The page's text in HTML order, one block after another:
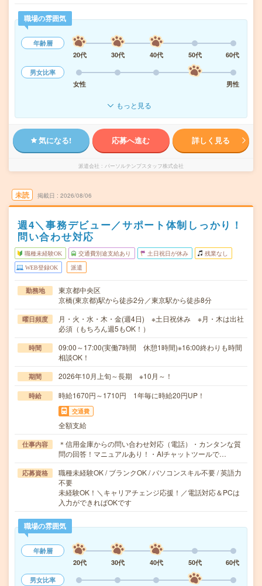
職場の雰囲気
年齢層
20代
30代 40代 50代
60代
男女比率
女性
男性
もっと見る
気になる! 応募へ進む 詳しく見る
派遣会社 パーソルテンプスタッフ株式会社
未読 掲載日 2026/08/06
週4＼事務デビュー／サポート体制しっかり！
問い合わせ対応
職種未経験OK 交通費別途支給あり 土日祝日が休み 残業なし
WEB登録OK 派遣
勤務地
東京都中央区
京橋(東京都)駅から徒歩2分／東京駅から徒歩8分
曜日頻度
月・火・水・木・金(週4日) ※土日祝休み ※月・木は出社
必須（もちろん週5もOK！）
時間
09:00～17:00(実働7時間 休憩1時間)※16:00終わりも時間
相談OK！
期間 2026年10月上旬～長期 ※10月～！
時給 時給1670円～1710円 1年毎に時給20円UP！
交通費
全額支給
仕事内容
＊信用金庫からの問い合わせ対応（電話）・カンタンな質
問の回答！マニュアルあり！・AIチャットツールで…
応募資格
職種未経験OK / ブランクOK / パソコンスキル不要 / 英語力
不要
未経験OK！＼キャリアチェンジ応援！／電話対応＆PCは
入力ができればOKです
職場の雰囲気
年齢層
20代
30代 40代 50代
60代
男女比率